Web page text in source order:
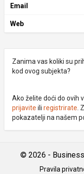
Email
Web
Zanima vas koliki su
kod ovog subjekta?
Ako želite doći do ovih
prijavite ili registrirate .
pokazatelji na našem
© 2026 - Business
Pravila